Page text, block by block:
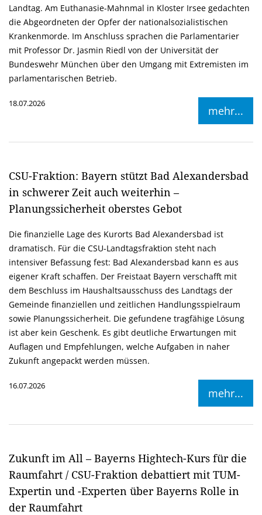
Landtag. Am Euthanasie-Mahnmal in Kloster Irsee gedachten
die Abgeordneten der Opfer der nationalsozialistischen
Krankenmorde. Im Anschluss sprachen die Parlamentarier
mit Professor Dr. Jasmin Riedl von der Universität der
Bundeswehr München über den Umgang mit Extremisten im
parlamentarischen Betrieb.
18.07.2026
mehr...
CSU-Fraktion: Bayern stützt Bad Alexandersbad
in schwerer Zeit auch weiterhin –
Planungssicherheit oberstes Gebot
Die finanzielle Lage des Kurorts Bad Alexandersbad ist
dramatisch. Für die CSU-Landtagsfraktion steht nach
intensiver Befassung fest: Bad Alexandersbad kann es aus
eigener Kraft schaffen. Der Freistaat Bayern verschafft mit
dem Beschluss im Haushaltsausschuss des Landtags der
Gemeinde finanziellen und zeitlichen Handlungsspielraum
sowie Planungssicherheit. Die gefundene tragfähige Lösung
ist aber kein Geschenk. Es gibt deutliche Erwartungen mit
Auflagen und Empfehlungen, welche Aufgaben in naher
Zukunft angepackt werden müssen.
16.07.2026
mehr...
Zukunft im All – Bayerns Hightech-Kurs für die
Raumfahrt / CSU-Fraktion debattiert mit TUM-
Expertin und -Experten über Bayerns Rolle in
der Raumfahrt